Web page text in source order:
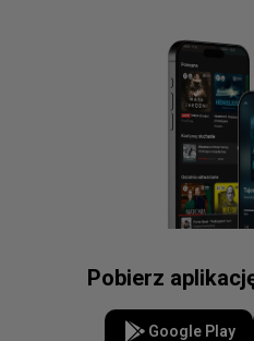
Pobierz
Google Play